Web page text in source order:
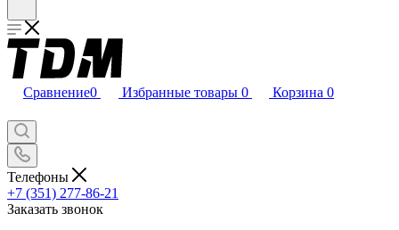
Сравнение0 Избранные товары 0 Корзина 0
Телефоны
+7 (351) 277-86-21
Заказать звонок